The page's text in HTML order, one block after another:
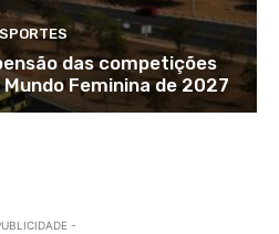
das competições
Feminina de 2027
-